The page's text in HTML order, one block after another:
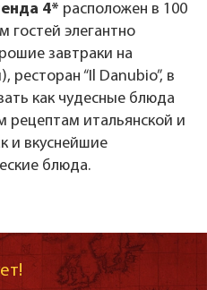
4* расположен в 100
гостей элегантно
завтраки на
ресторан “Il Danubio”, в
как чудесные блюда
итальянской и
и вкуснейшие
блюда.